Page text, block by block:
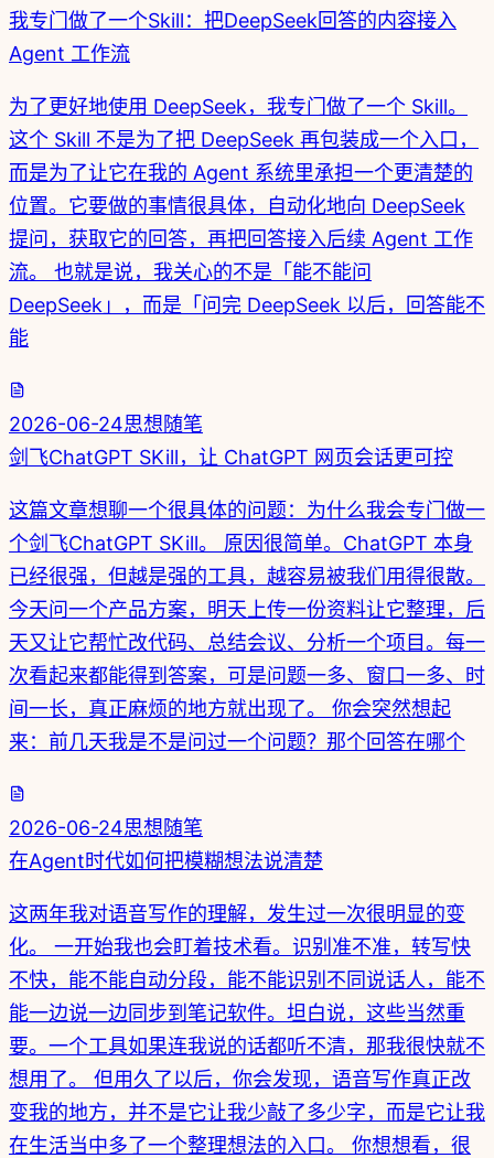
我专门做了一个Skill：把DeepSeek回答的内容接入
Agent 工作流
为了更好地使用 DeepSeek，我专门做了一个 Skill。
这个 Skill 不是为了把 DeepSeek 再包装成一个入口，
而是为了让它在我的 Agent 系统里承担一个更清楚的
位置。它要做的事情很具体，自动化地向 DeepSeek
提问，获取它的回答，再把回答接入后续 Agent 工作
流。 也就是说，我关心的不是「能不能问
DeepSeek」，而是「问完 DeepSeek 以后，回答能不
能
2026-06-24思想随笔
剑飞ChatGPT SKill，让 ChatGPT 网页会话更可控
这篇文章想聊一个很具体的问题：为什么我会专门做一
个剑飞ChatGPT SKill。 原因很简单。ChatGPT 本身
已经很强，但越是强的工具，越容易被我们用得很散。
今天问一个产品方案，明天上传一份资料让它整理，后
天又让它帮忙改代码、总结会议、分析一个项目。每一
次看起来都能得到答案，可是问题一多、窗口一多、时
间一长，真正麻烦的地方就出现了。 你会突然想起
来：前几天我是不是问过一个问题？那个回答在哪个
2026-06-24思想随笔
在Agent时代如何把模糊想法说清楚
这两年我对语音写作的理解，发生过一次很明显的变
化。 一开始我也会盯着技术看。识别准不准，转写快
不快，能不能自动分段，能不能识别不同说话人，能不
能一边说一边同步到笔记软件。坦白说，这些当然重
要。一个工具如果连我说的话都听不清，那我很快就不
想用了。 但用久了以后，你会发现，语音写作真正改
变我的地方，并不是它让我少敲了多少字，而是它让我
在生活当中多了一个整理想法的入口。 你想想看，很